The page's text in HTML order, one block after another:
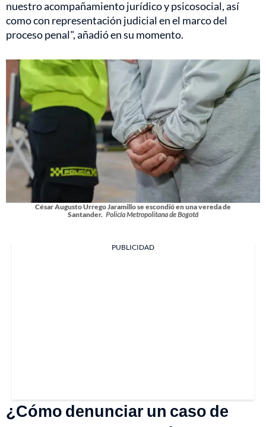
nuestro acompañamiento jurídico y psicosocial, así
como con representación judicial en el marco del
proceso penal", añadió en su momento.
César Augusto Urrego Jaramillo se escondió en una vereda de
Santander. Policía Metropolitana de Bogotá
PUBLICIDAD
¿Cómo denunciar un caso de